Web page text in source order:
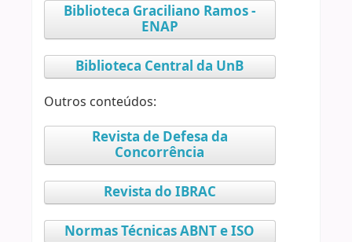
Biblioteca Graciliano Ramos -
ENAP
Biblioteca Central da UnB
Outros conteúdos:
Revista de Defesa da
Concorrência
Revista do IBRAC
Normas Técnicas ABNT e ISO